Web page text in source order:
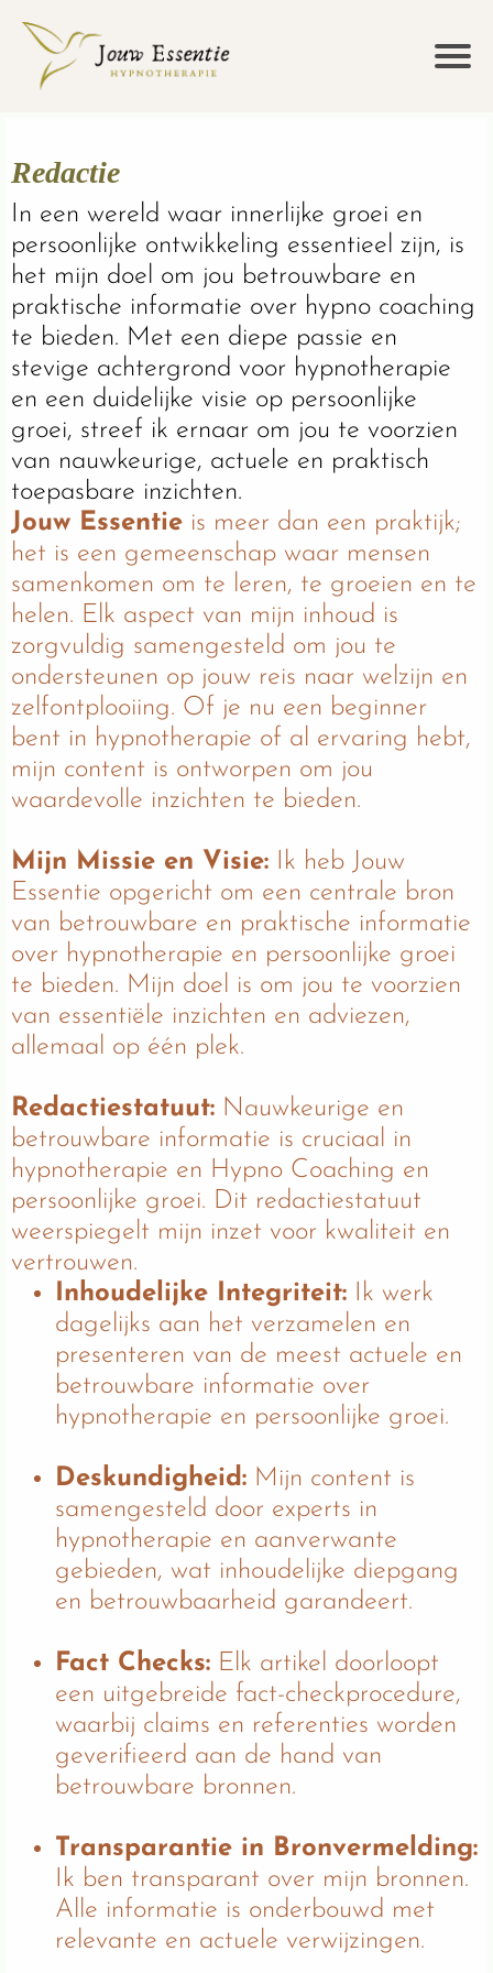
Redactie
In een wereld waar innerlijke groei en
persoonlijke ontwikkeling essentieel zijn, is
het mijn doel om jou betrouwbare en
praktische informatie over hypno coaching
te bieden. Met een diepe passie en
stevige achtergrond voor hypnotherapie
en een duidelijke visie op persoonlijke
groei, streef ik ernaar om jou te voorzien
van nauwkeurige, actuele en praktisch
toepasbare inzichten.
Jouw Essentie is meer dan een praktijk;
het is een gemeenschap waar mensen
samenkomen om te leren, te groeien en te
helen. Elk aspect van mijn inhoud is
zorgvuldig samengesteld om jou te
ondersteunen op jouw reis naar welzijn en
zelfontplooiing. Of je nu een beginner
bent in hypnotherapie of al ervaring hebt,
mijn content is ontworpen om jou
waardevolle inzichten te bieden.
Mijn Missie en Visie: Ik heb Jouw
Essentie opgericht om een centrale bron
van betrouwbare en praktische informatie
over hypnotherapie en persoonlijke groei
te bieden. Mijn doel is om jou te voorzien
van essentiële inzichten en adviezen,
allemaal op één plek.
Redactiestatuut: Nauwkeurige en
betrouwbare informatie is cruciaal in
hypnotherapie en Hypno Coaching en
persoonlijke groei. Dit redactiestatuut
weerspiegelt mijn inzet voor kwaliteit en
vertrouwen.
Inhoudelijke Integriteit: Ik werk
dagelijks aan het verzamelen en
presenteren van de meest actuele en
betrouwbare informatie over
hypnotherapie en persoonlijke groei.
Deskundigheid: Mijn content is
samengesteld door experts in
hypnotherapie en aanverwante
gebieden, wat inhoudelijke diepgang
en betrouwbaarheid garandeert.
Fact Checks: Elk artikel doorloopt
een uitgebreide fact-checkprocedure,
waarbij claims en referenties worden
geverifieerd aan de hand van
betrouwbare bronnen.
Transparantie in Bronvermelding:
Ik ben transparant over mijn bronnen.
Alle informatie is onderbouwd met
relevante en actuele verwijzingen.